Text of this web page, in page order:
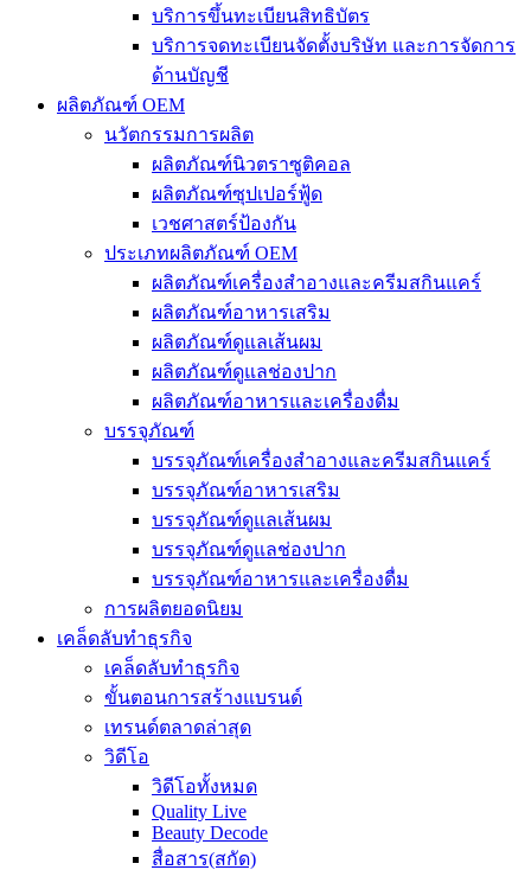
บริการขึ้นทะเบียนสิทธิบัตร
บริการจดทะเบียนจัดตั้งบริษัท และการจัดการ
ด้านบัญชี
ผลิตภัณฑ์ OEM
นวัตกรรมการผลิต
ผลิตภัณฑ์นิวตราซูติคอล
ผลิตภัณฑ์ซุปเปอร์ฟู้ด
เวชศาสตร์ป้องกัน
ประเภทผลิตภัณฑ์ OEM
ผลิตภัณฑ์เครื่องสำอางและครีมสกินแคร์
ผลิตภัณฑ์อาหารเสริม
ผลิตภัณฑ์ดูแลเส้นผม
ผลิตภัณฑ์ดูแลช่องปาก
ผลิตภัณฑ์อาหารและเครื่องดื่ม
บรรจุภัณฑ์
บรรจุภัณฑ์เครื่องสำอางและครีมสกินแคร์
บรรจุภัณฑ์อาหารเสริม
บรรจุภัณฑ์ดูแลเส้นผม
บรรจุภัณฑ์ดูแลช่องปาก
บรรจุภัณฑ์อาหารและเครื่องดื่ม
การผลิตยอดนิยม
เคล็ดลับทำธุรกิจ
เคล็ดลับทำธุรกิจ
ขั้นตอนการสร้างแบรนด์
เทรนด์ตลาดล่าสุด
วิดีโอ
วิดีโอทั้งหมด
Quality Live
Beauty Decode
สื่อสาร(สกัด)